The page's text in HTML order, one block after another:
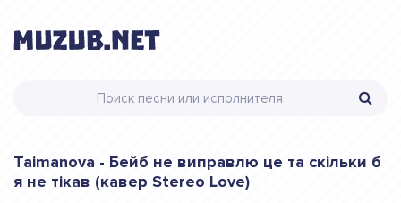
Taimanova - Бейб не виправлю це та скiльки б
я не тiкав (кавер Stereo Love)